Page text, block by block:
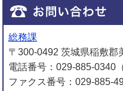
総務課
〒300-0492 茨城県稲敷郡
電話番号：029-885-0340
ファクス番号：029-885-